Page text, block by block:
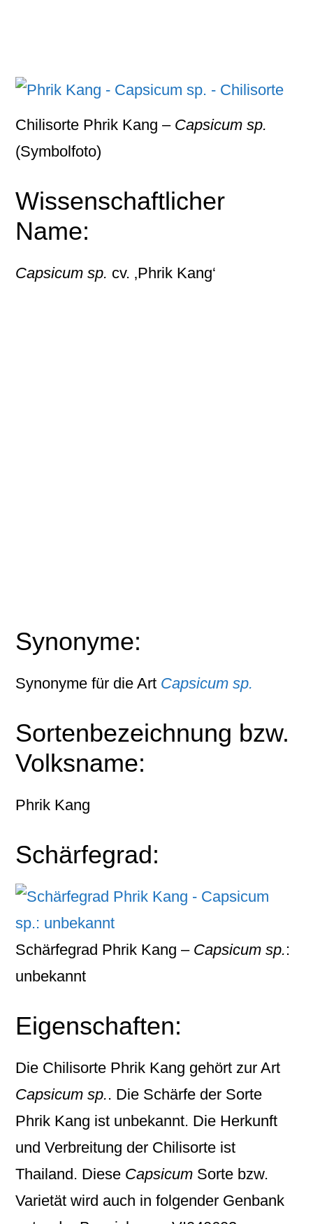
Chilisorte Phrik Kang – Capsicum sp.
(Symbolfoto)
Wissenschaftlicher
Name:
Capsicum sp. cv. ‚Phrik Kang‘
Synonyme:
Synonyme für die Art Capsicum sp.
Sortenbezeichnung bzw.
Volksname:
Phrik Kang
Schärfegrad:
Schärfegrad Phrik Kang – Capsicum sp.:
unbekannt
Eigenschaften:
Die Chilisorte Phrik Kang gehört zur Art
Capsicum sp.. Die Schärfe der Sorte
Phrik Kang ist unbekannt. Die Herkunft
und Verbreitung der Chilisorte ist
Thailand. Diese Capsicum Sorte bzw.
Varietät wird auch in folgender Genbank